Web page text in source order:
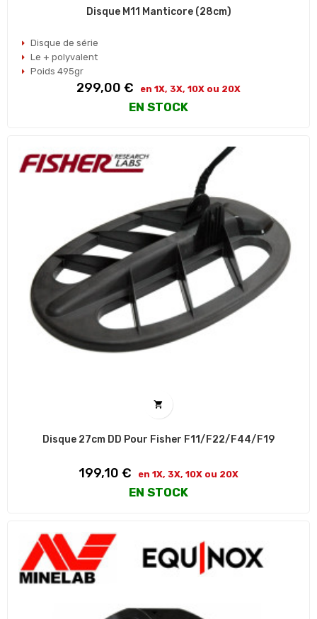
Disque M11 Manticore (28cm)
Disque de série
Le + polyvalent
Poids 495gr
Prix
299,00 € en 1X, 3X, 10X ou 20X
EN STOCK

Disque 27cm DD Pour Fisher F11/F22/F44/F19
Prix
199,10 € en 1X, 3X, 10X ou 20X
EN STOCK